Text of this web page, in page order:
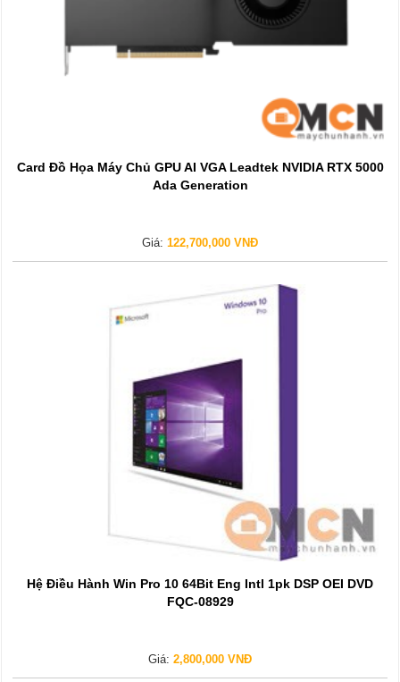
Card Đồ Họa Máy Chủ GPU AI VGA Leadtek NVIDIA RTX 5000
Ada Generation
Giá: 122,700,000 VNĐ
Hệ Điều Hành Win Pro 10 64Bit Eng Intl 1pk DSP OEI DVD
FQC-08929
Giá: 2,800,000 VNĐ